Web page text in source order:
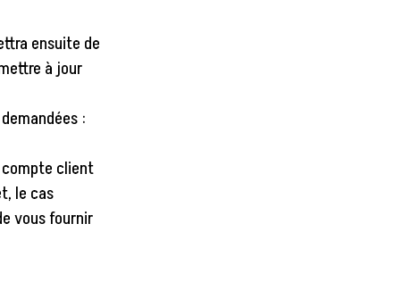
ensuite de
à jour
:
client
le cas
vous fournir